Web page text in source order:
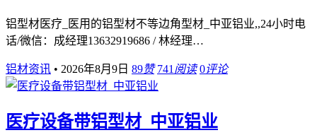
铝型材医疗_医用的铝型材不等边角型材_中亚铝业,,24小时电
话/微信：成经理13632919686 / 林经理…
铝材资讯 • 2026年8月9日 89赞 741 阅读 0评论
医疗设备带铝型材_中亚铝业